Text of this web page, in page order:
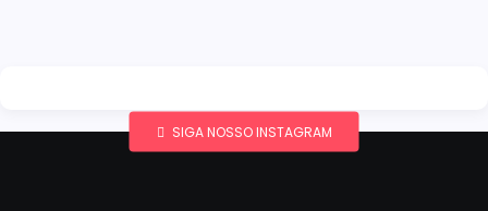
SIGA NOSSO INSTAGRAM